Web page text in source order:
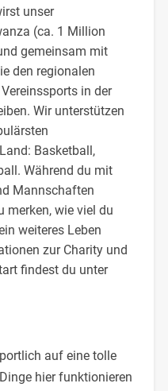
unser
(ca. 1 Million
gemeinsam mit
den regionalen
in der
Wir unterstützen
Basketball,
Während du mit
Mannschaften
merken, wie viel du
weiteres Leben
zur Charity und
findest du unter
auf eine tolle
hier funktionieren